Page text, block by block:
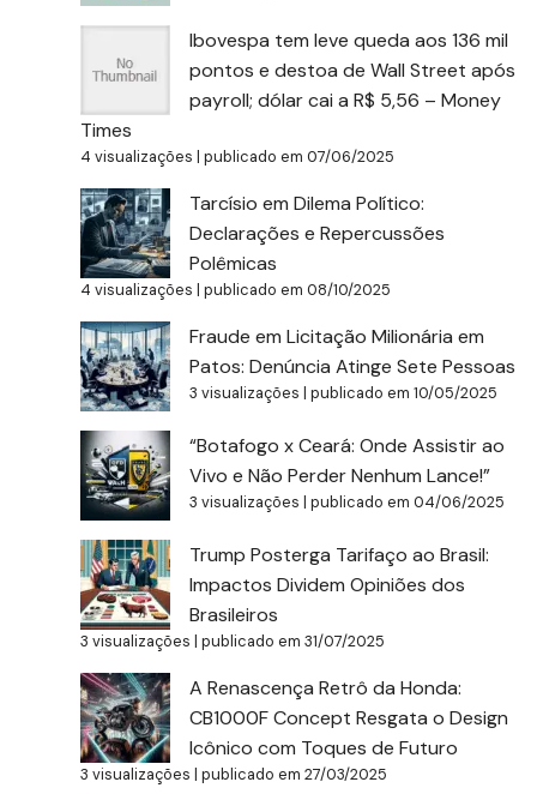
Ibovespa tem leve queda aos 136 mil
pontos e destoa de Wall Street após
payroll; dólar cai a R$ 5,56 – Money
Times
4 visualizações |publicado em 07/06/2025
Tarcísio em Dilema Político:
Declarações e Repercussões
Polêmicas
4 visualizações |publicado em 08/10/2025
Fraude em Licitação Milionária em
Patos: Denúncia Atinge Sete Pessoas
3 visualizações |publicado em 10/05/2025
“Botafogo x Ceará: Onde Assistir ao
Vivo e Não Perder Nenhum Lance!”
3 visualizações |publicado em 04/06/2025
Trump Posterga Tarifaço ao Brasil:
Impactos Dividem Opiniões dos
Brasileiros
3 visualizações |publicado em 31/07/2025
A Renascença Retrô da Honda:
CB1000F Concept Resgata o Design
Icônico com Toques de Futuro
3 visualizações |publicado em 27/03/2025